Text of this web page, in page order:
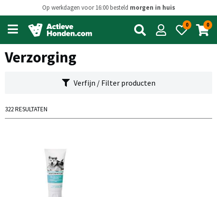
Op werkdagen voor 16:00 besteld morgen in huis
Open
main
menu
0 0
Verzorging
Verfijn / Filter producten
322 RESULTATEN